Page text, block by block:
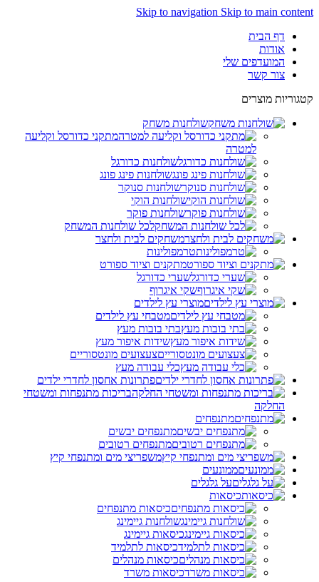
Skip to navigation Skip to main content
דף הבית
אודות
המועדפים שלי
צור קשר
קטגוריות מוצרים
שולחנות משחק
מתקני כדורסל וקליעה
למטרה
שולחנות כדורגל
שולחנות פינג פונג
שולחנות סנוקר
שולחנות הוקי
שולחנות פוקר
לכל שולחנות המשחק
משחקים לבית ולחצר
טרמפולינות
מתקנים וציוד ספורט
שערי כדורגל
שקי איגרוף
מוצרי עץ לילדים
מטבחי עץ לילדים
בתי בובות מעץ
שידות איפור מעץ
צעצועים מונטסוריים
כלי עבודה מעץ
פתרונות אחסון לחדרי ילדים
בריכות מתנפחות ומשטחי
החלקה
מתנפחים
מתנפחים יבשים
מתנפחים רטובים
משפריצי מים ומתנפחי קיץ
ממונעים
על גלגלים
כיסאות
כיסאות מתנפחים
שולחנות גיימינג
כיסאות גיימינג
כיסאות לתלמיד
כיסאות מנהלים
כיסאות משרד